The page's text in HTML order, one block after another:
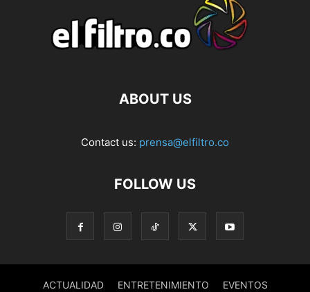
ABOUT US
Contact us: prensa@elfiltro.co
FOLLOW US
ACTUALIDAD ENTRETENIMIENTO EVENTOS